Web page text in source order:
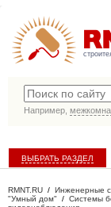
Например,
ВЫБРАТЬ РАЗДЕЛ
RMNT.RU / Инженерные
"Умный дом" / Системы